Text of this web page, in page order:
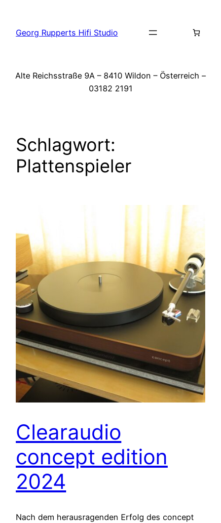
springen
Georg Rupperts Hifi Studio
Alte Reichsstraße 9A – 8410 Wildon – Österreich –
03182 2191
Schlagwort:
Plattenspieler
Clearaudio
concept edition
2024
Nach dem herausragenden Erfolg des concept